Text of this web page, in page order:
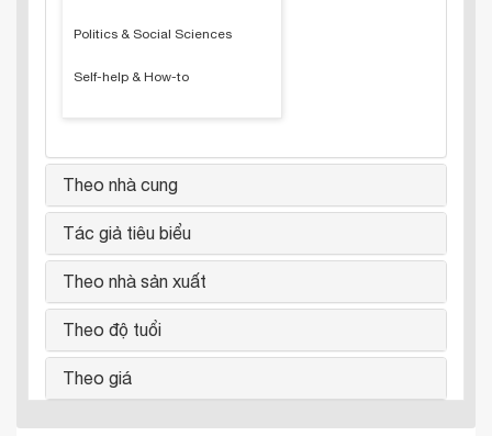
Politics & Social Sciences
Self-help & How-to
Theo nhà cung
Tác giả tiêu biểu
Theo nhà sản xuất
Theo độ tuổi
Theo giá